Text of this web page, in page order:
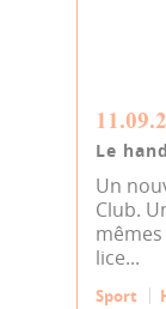
Le
Un
Club.
lice...
Sport